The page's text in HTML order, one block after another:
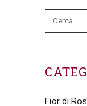
Fior di